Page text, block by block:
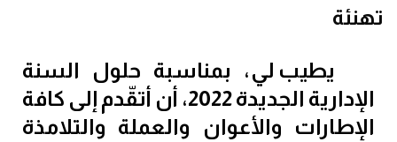
تهنئة
يطيب لي، بمناسبة حلول السنة
الإدارية الجديدة2022، أن أتقّدم إلى كافة
الإطارات والأعوان والعملة والتلامذة